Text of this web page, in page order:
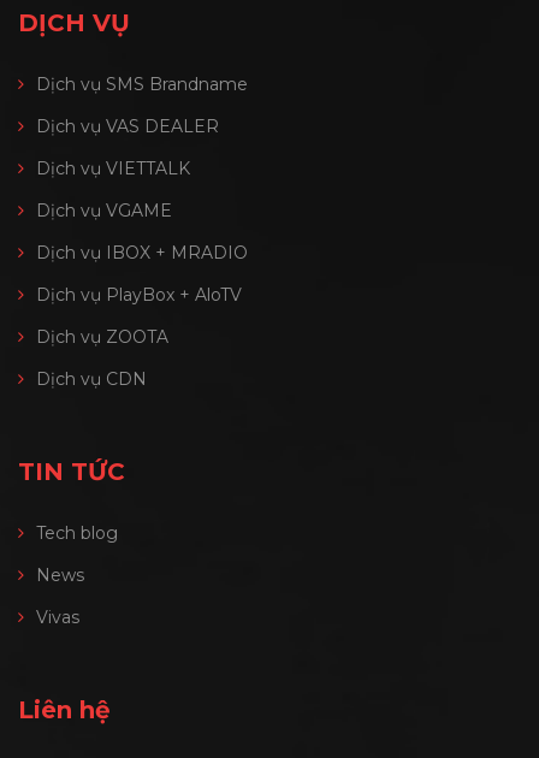
DỊCH VỤ
Dịch vụ SMS Brandname
Dịch vụ VAS DEALER
Dịch vụ VIETTALK
Dịch vụ VGAME
Dịch vụ IBOX + MRADIO
Dịch vụ PlayBox + AloTV
Dịch vụ ZOOTA
Dịch vụ CDN
TIN TỨC
Tech blog
News
Vivas
Liên hệ